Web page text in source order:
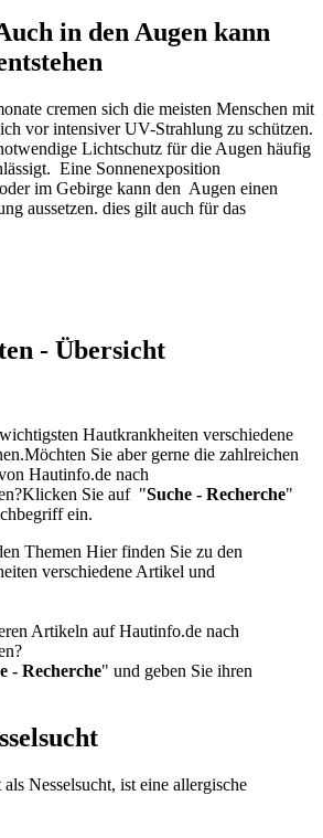
in den Augen kann
cremen sich die meisten Menschen mit
vor intensiver UV-Strahlung zu schützen.
Lichtschutz für die Augen häufig
Eine Sonnenexposition
im Gebirge kann den Augen einen
aussetzen. dies gilt auch für das
- Übersicht
Hautkrankheiten verschiedene
Sie aber gerne die zahlreichen
Hautinfo.de nach
Sie auf "Suche - Recherche"
ein.
Themen Hier finden Sie zu den
verschiedene Artikel und
Artikeln auf Hautinfo.de nach
- Recherche" und geben Sie ihren
Nesselsucht, ist eine allergische